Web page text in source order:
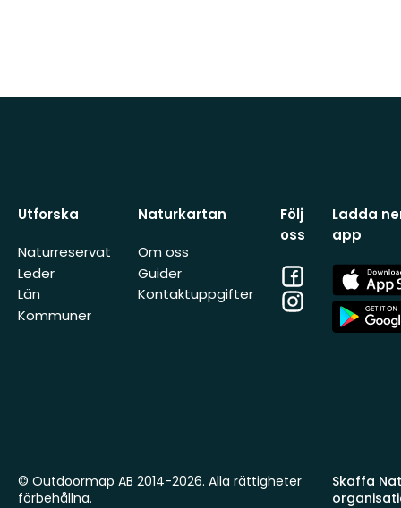
Utforska
Naturreservat
Leder
Län
Kommuner
Naturkartan
Om oss
Guider
Kontaktuppgifter
Följ
oss
Facebook
Instagram
Ladda
app
App
Store
App
Store
Skaffa
© Outdoormap AB 2014-2026. Alla rättigheter
förbehållna.